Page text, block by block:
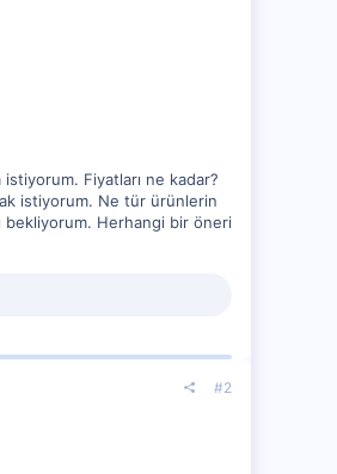
istiyorum. Fiyatları ne kadar?
istiyorum. Ne tür ürünlerin
bekliyorum. Herhangi bir öneri
#2